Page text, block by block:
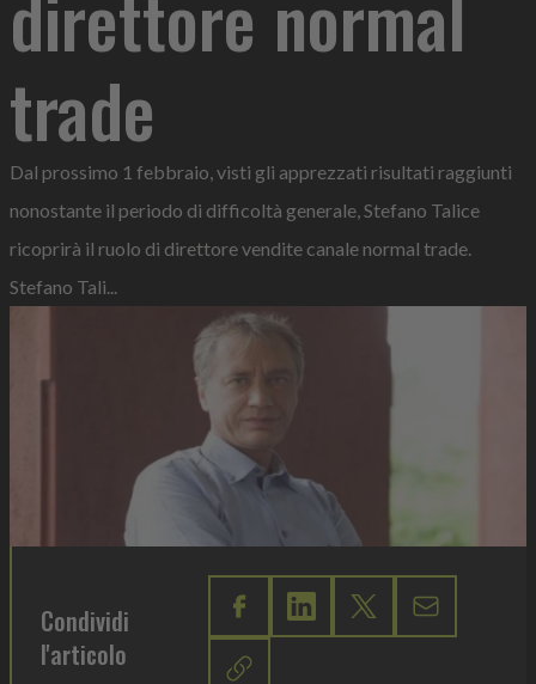
trade
Dal prossimo 1 febbraio, visti gli apprezzati risultati raggiunti
nonostante il periodo di difficoltà generale, Stefano Talice
ricoprirà il ruolo di direttore vendite canale normal trade.
Stefano Tali...
Condividi
l'articolo